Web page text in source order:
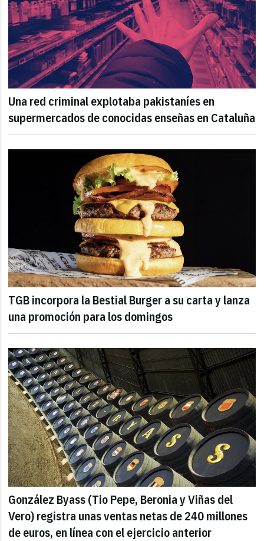
Una red criminal explotaba pakistaníes en
supermercados de conocidas enseñas en Cataluña
TGB incorpora la Bestial Burger a su carta y lanza
una promoción para los domingos
González Byass (Tio Pepe, Beronia y Viñas del
Vero) registra unas ventas netas de 240 millones
de euros, en línea con el ejercicio anterior